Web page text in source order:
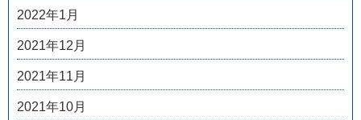
2022年1月
2021年12月
2021年11月
2021年10月